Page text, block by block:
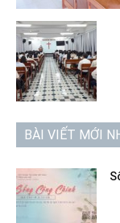
BÀI VIẾT MỚI